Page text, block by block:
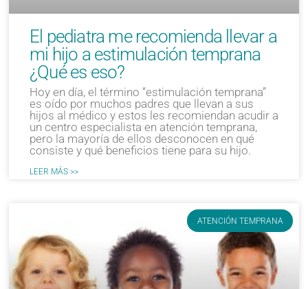
El pediatra me recomienda llevar a
mi hijo a estimulación temprana
¿Qué es eso?
Hoy en día, el término “estimulación temprana”
es oído por muchos padres que llevan a sus
hijos al médico y estos les recomiendan acudir a
un centro especialista en atención temprana,
pero la mayoría de ellos desconocen en qué
consiste y qué beneficios tiene para su hijo.
LEER MÁS >>
ATENCIÓN TEMPRANA